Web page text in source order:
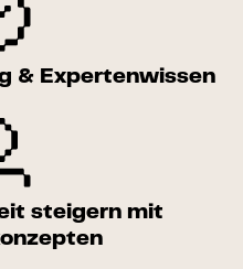
& Expertenwissen
steigern mit